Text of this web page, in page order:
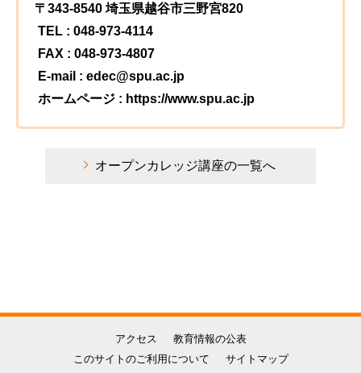
〒343-8540 埼玉県越谷市三野宮820
TEL : 048-973-4114
FAX : 048-973-4807
E-mail : edec@spu.ac.jp
ホームページ : https://www.spu.ac.jp
オープンカレッジ講座の一覧へ
アクセス
教育情報の公表
このサイトのご利用について
サイトマップ